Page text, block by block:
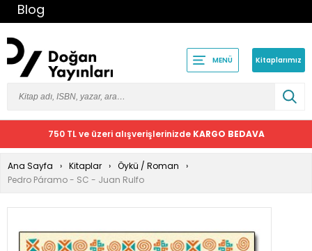
Blog
MENÜ Kitaplarımız
750 TL ve üzeri alışverişlerinizde KARGO BEDAVA
Ana Sayfa Kitaplar
Öykü / Roman
Pedro Páramo - SC - Juan Rulfo